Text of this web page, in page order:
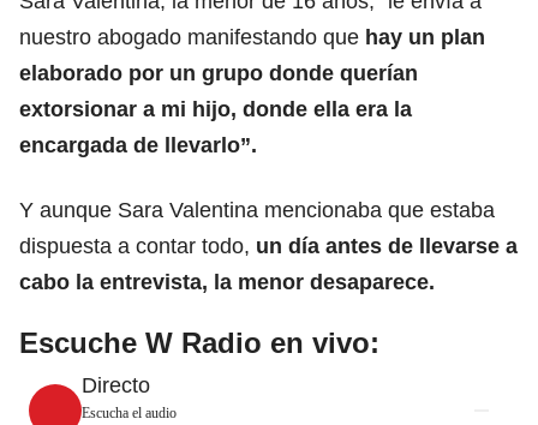
nuestro abogado manifestando que hay un plan
elaborado por un grupo donde querían
extorsionar a mi hijo, donde ella era la
encargada de llevarlo”.
Y aunque Sara Valentina mencionaba que estaba
dispuesta a contar todo, un día antes de llevarse a
cabo la entrevista, la menor desaparece.
Escuche W Radio en vivo:
Directo
Escucha el audio